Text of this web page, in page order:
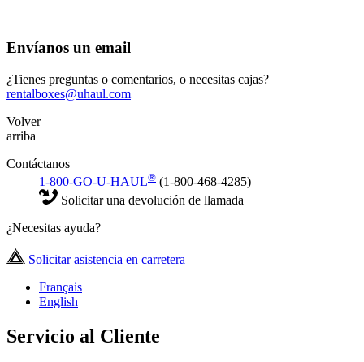
Envíanos un email
¿Tienes preguntas o comentarios, o necesitas cajas?
rentalboxes@uhaul.com
Volver
arriba
Contáctanos
1-800-GO-U-HAUL® (1-800-468-4285)
Solicitar una devolución de llamada
¿Necesitas ayuda?
Solicitar asistencia en carretera
Français
English
Servicio al Cliente